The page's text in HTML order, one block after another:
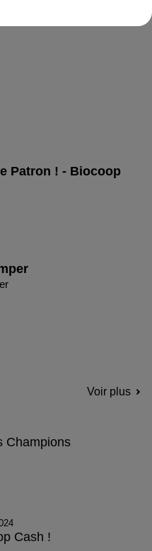
Patron ! - Biocoop
Voir plus
Champions
Cash !